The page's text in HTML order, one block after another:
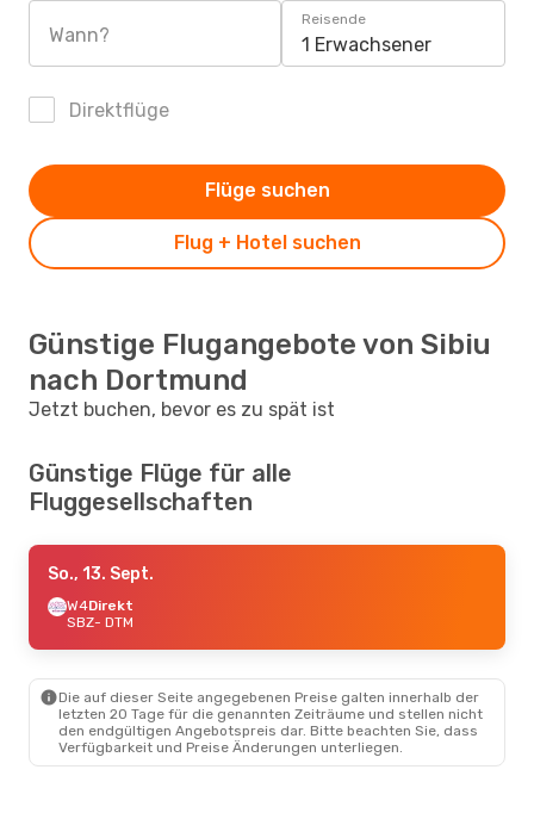
Wann?
Reisende
1 Erwachsener
Direktflüge
Flug + Hotel suchen
Flüge suchen
Günstige Flugangebote von Sibiu
nach Dortmund
Jetzt buchen, bevor es zu spät ist
Günstige Flüge für alle
Fluggesellschaften
So., 13. Sept.
W4Direkt
SBZ- DTM
Die auf dieser Seite angegebenen Preise galten innerhalb der
letzten 20 Tage für die genannten Zeiträume und stellen nicht
den endgültigen Angebotspreis dar. Bitte beachten Sie, dass
Verfügbarkeit und Preise Änderungen unterliegen.